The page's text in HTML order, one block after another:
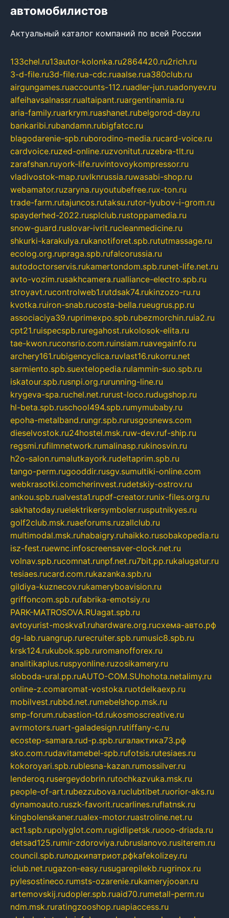
автомобилистов
Актуальный каталог компаний по всей России
133chel.ru13autor-kolonka.ru2864420.ru2rich.ru
3-d-file.ru3d-file.rua-cdc.ruaalse.rua380club.ru
airgungames.ruaccounts-112.ruadler-jun.ruadonyev.ru
alfeihavsalnassr.rualtaipant.ruargentinamia.ru
aria-family.ruarkrym.ruashanet.rubelgorod-day.ru
bankaribi.rubandamn.rubigfatcc.ru
blagodarenie-spb.ruborodino-media.rucard-voice.ru
cardvoice.ruzed-online.ruzvonitut.ruzebra-tlt.ru
zarafshan.ruyork-life.ruvintovoykompressor.ru
vladivostok-map.ruvlknrussia.ruwasabi-shop.ru
webamator.ruzaryna.ruyoutubefree.rux-ton.ru
trade-farm.rutajuncos.rutaksu.rutor-lyubov-i-grom.ru
spayderhed-2022.rusplclub.rustoppamedia.ru
snow-guard.ruslovar-ivrit.rucleanmedicine.ru
shkurki-karakulya.rukanotiforet.spb.rututmassage.ru
ecolog.org.rupraga.spb.rufalcorussia.ru
autodoctorservis.rukamertondom.spb.runet-life.net.ru
avto-vozim.rusakhcamera.rualliance-electro.spb.ru
stroyavt.rucontrolweb1.rutdsak74.rukinzozo-ru.ru
kvotka.ruiron-snab.rucosta-bella.rueugrus.pp.ru
associaciya39.ruprimexpo.spb.rubezmorchin.ruia2.ru
cpt21.ruispecspb.ruregahost.rukolosok-elita.ru
tae-kwon.ruconsrio.com.ruinsiam.ruavegainfo.ru
archery161.rubigencyclica.ruvlast16.rukorru.net
sarmiento.spb.suextelopedia.rulammin-suo.spb.ru
iskatour.spb.rusnpi.org.rurunning-line.ru
krygeva-spa.ruchel.net.rurust-loco.rudugshop.ru
hl-beta.spb.ruschool494.spb.rumymubaby.ru
epoha-metalband.rungr.spb.rurusgosnews.com
dieselvostok.ru24hostel.msk.ruw-dev.ruf-ship.ru
regsmi.rufilmnetwork.rumalinasp.rukinosvin.ru
h2o-salon.rumalutkayork.rudeltaprim.spb.ru
tango-perm.rugooddir.rusgv.sumultiki-online.com
webkrasotki.comcherinvest.rudetskiy-ostrov.ru
ankou.spb.rualvesta1.rupdf-creator.runix-files.org.ru
sakhatoday.ruelektrikersymboler.rusputnikyes.ru
golf2club.msk.ruaeforums.ruzallclub.ru
multimodal.msk.ruhabaigry.ruhaikko.rusobakopedia.ru
isz-fest.ruewnc.infoscreensaver-clock.net.ru
volnav.spb.rucomnat.runpf.net.ru7bit.pp.rukalugatur.ru
tesiaes.rucard.com.rukazanka.spb.ru
gildiya-kuznecov.rukameryboavision.ru
griffoncom.spb.rufabrika-emotsiy.ru
PARK-MATROSOVA.RUagat.spb.ru
avtoyurist-moskva1.ruhardware.org.ruсхема-авто.рф
dg-lab.ruangrup.rurecruiter.spb.rumusic8.spb.ru
krsk124.rukubok.spb.ruromanofforex.ru
analitikaplus.ruspyonline.ruzosikamery.ru
sloboda-ural.pp.ruAUTO-COM.SUhohota.netalimy.ru
online-z.comaromat-vostoka.ruotdelkaexp.ru
mobilvest.rubbd.net.rumebelshop.msk.ru
smp-forum.rubastion-td.rukosmoscreative.ru
avrmotors.ruart-galadesign.rutiffany-c.ru
ecostep-samara.rud-p.spb.ruгалактика73.рф
sko.com.rudavitamebel-spb.rufotsis.rutesiaes.ru
kokoroyari.spb.rublesna-kazan.rumossilver.ru
lenderoq.rusergeydobrin.rutochkazvuka.msk.ru
people-of-art.rubezzubova.ruclubtibet.ruorior-aks.ru
dynamoauto.ruszk-favorit.rucarlines.ruflatnsk.ru
kingbolenskaner.rualex-motor.ruastroline.net.ru
act1.spb.rupolyglot.com.rugidlipetsk.ruooo-driada.ru
detsad125.rumir-zdoroviya.rubruslanovo.rusiterem.ru
council.spb.ruлодкипатриот.рфkafekolizey.ru
iclub.net.rugazon-easy.rusugarepilekb.rugrinox.ru
pylesostineco.rumsts-ozarenie.rukameryjooan.ru
artemovskij.rudopler.spb.ruaid70.rumetall-perm.ru
ndm.msk.ruratingzooshop.ruapiaccess.ru